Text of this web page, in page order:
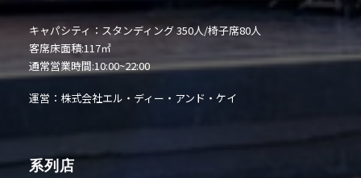
キャパシティ：スタンディング 350人/椅子席80人
客席床面積:117㎡
通常営業時間:10:00~22:00
運営：株式会社エル・ディー・アンド・ケイ
系列店